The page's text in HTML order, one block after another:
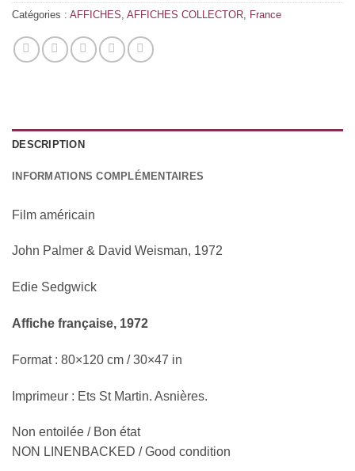
Catégories : AFFICHES AFFICHES COLLECTOR France
DESCRIPTION
INFORMATIONS COMPLÉMENTAIRES
Film américain
John Palmer & David Weisman, 1972
Edie Sedgwick
Affiche française, 1972
Format : 80×120 cm / 30×47 in
Imprimeur : Ets St Martin. Asnières.
Non entoilée / Bon état
NON LINENBACKED / Good condition